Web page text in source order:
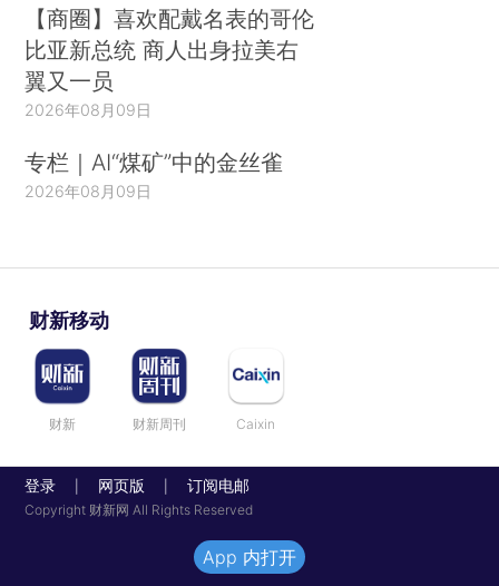
【商圈】喜欢配戴名表的哥伦
比亚新总统 商人出身拉美右
翼又一员
2026年08月09日
专栏｜AI“煤矿”中的金丝雀
2026年08月09日
财新移动
财新 财新周刊 Caixin
登录 网页版 订阅电邮
Copyright 财新网 All Rights Reserved
App 内打开